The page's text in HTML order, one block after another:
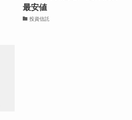
最安値
投資信託